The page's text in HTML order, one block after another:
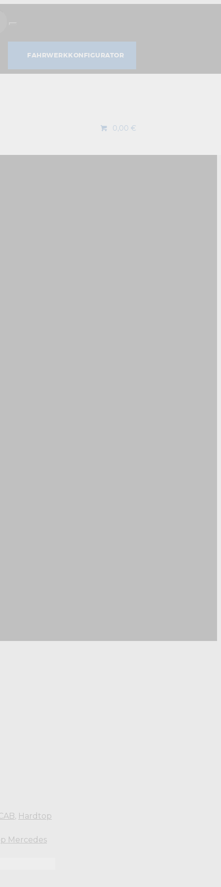
FAHRWERKKONFIGURATOR
0,00 €
, Hardtop
Mercedes